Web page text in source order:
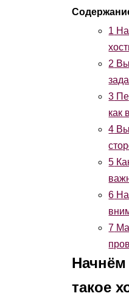
1
2
3
как
4
5
6
7
Начнём
такое